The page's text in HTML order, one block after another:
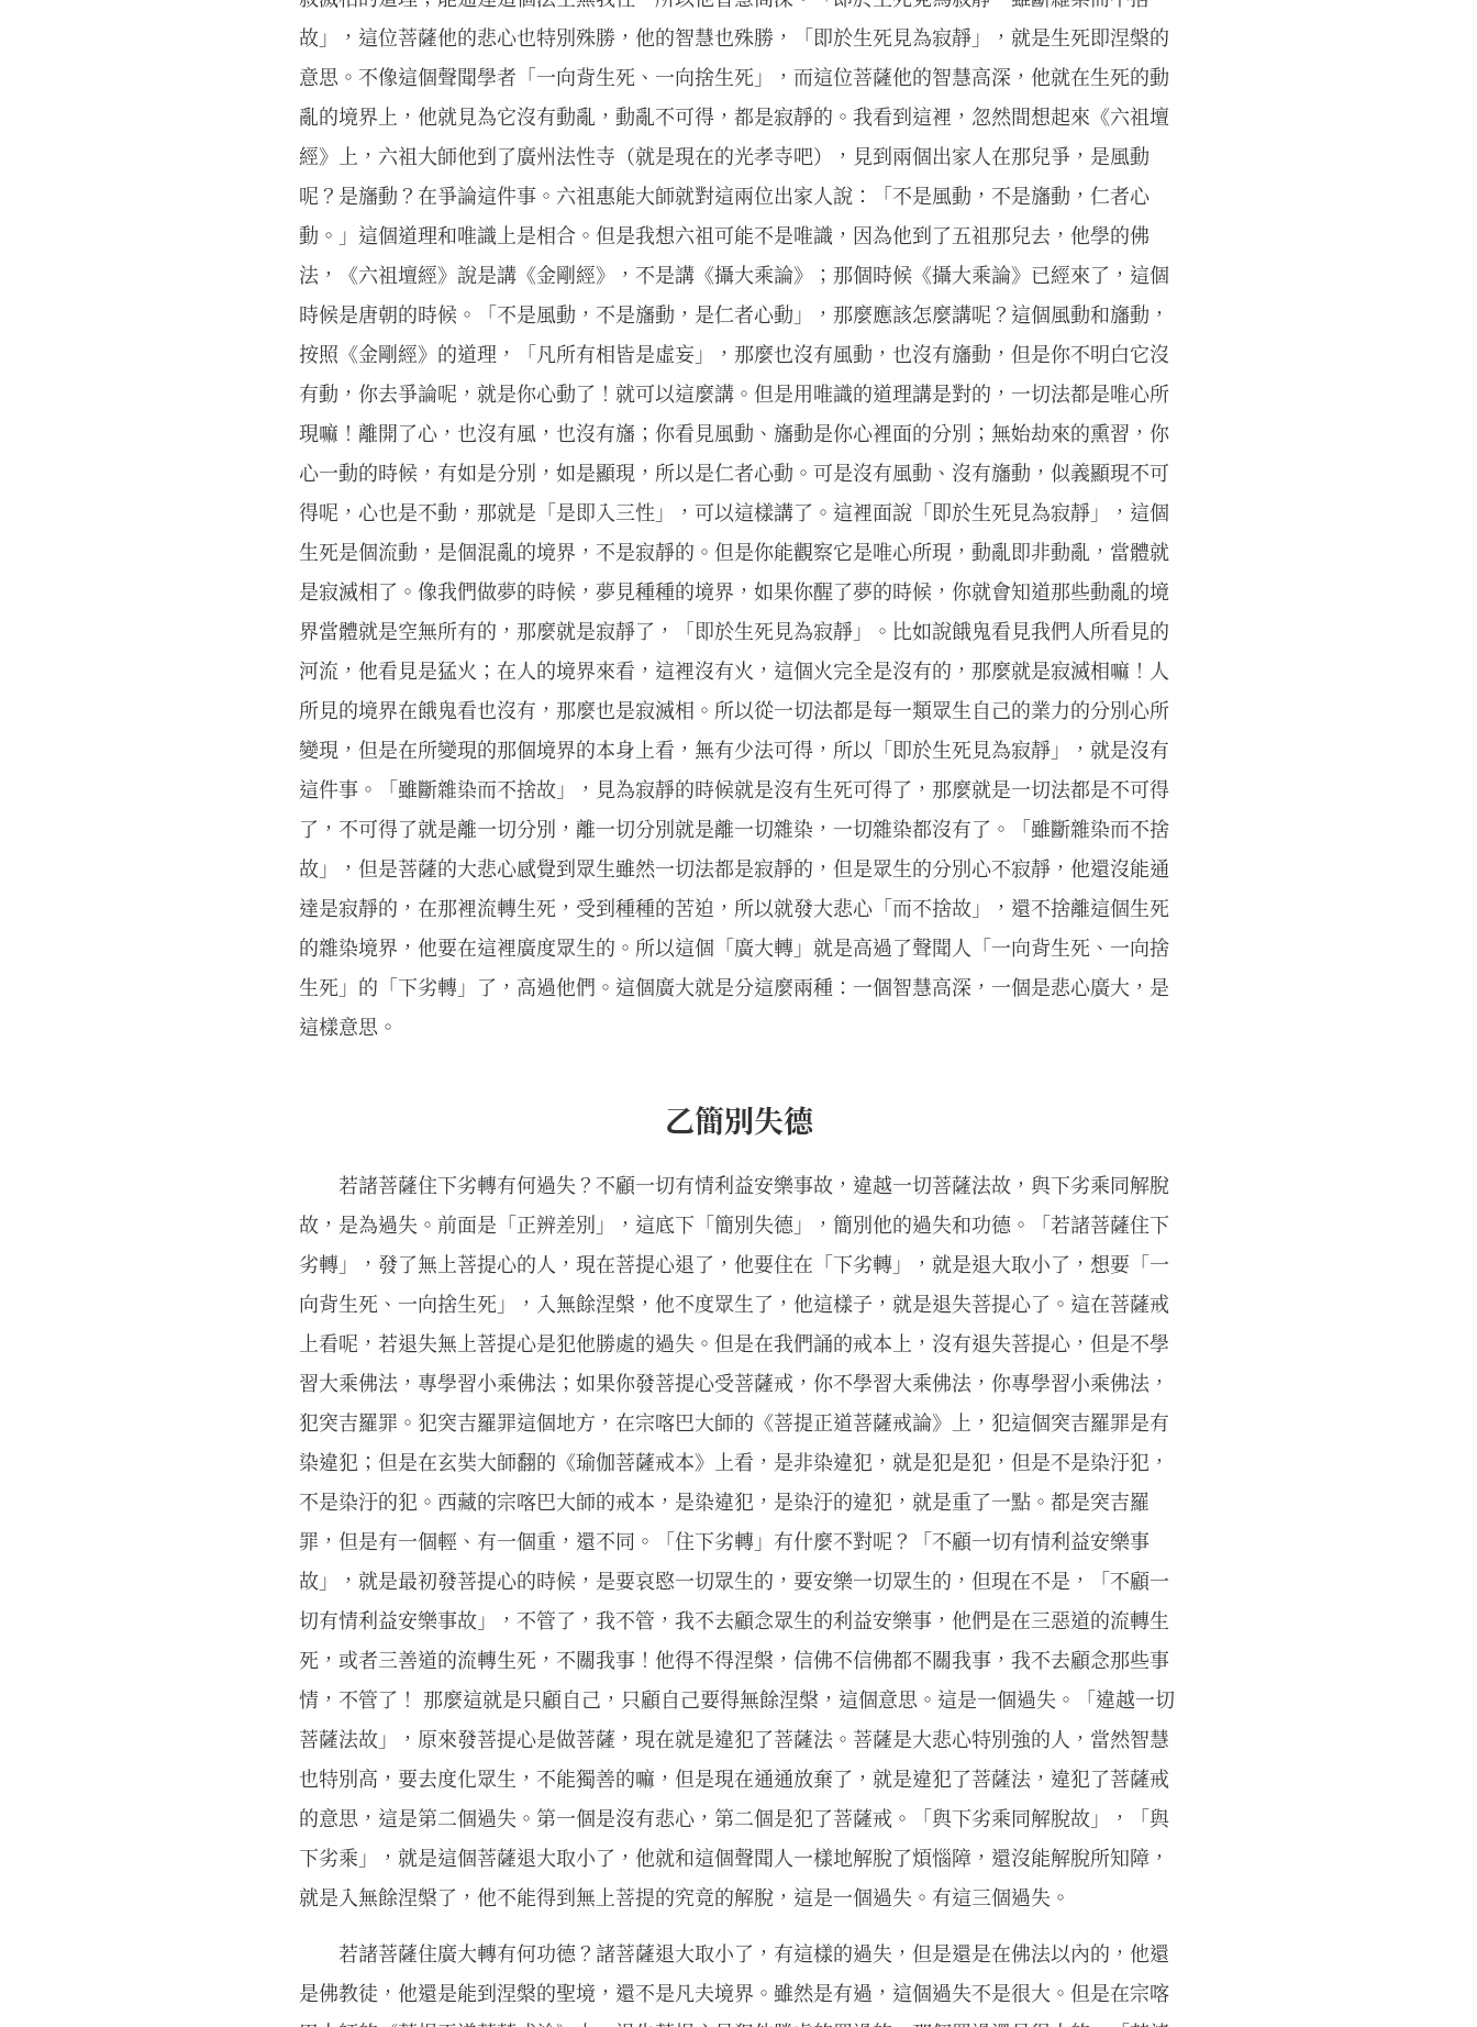
故」，這位菩薩他的悲心也特別殊勝，他的智慧也殊勝，「即於生死見為寂靜」，就是生死即涅槃的
意思。不像這個聲聞學者「一向背生死、一向捨生死」，而這位菩薩他的智慧高深，他就在生死的動
亂的境界上，他就見為它沒有動亂，動亂不可得，都是寂靜的。我看到這裡，忽然間想起來《六祖壇
經》上，六祖大師他到了廣州法性寺（就是現在的光孝寺吧），見到兩個出家人在那兒爭，是風動
呢？是旛動？在爭論這件事。六祖惠能大師就對這兩位出家人說：「不是風動，不是旛動，仁者心
動。」這個道理和唯識上是相合。但是我想六祖可能不是唯識，因為他到了五祖那兒去，他學的佛
法，《六祖壇經》說是講《金剛經》，不是講《攝大乘論》；那個時候《攝大乘論》已經來了，這個
時候是唐朝的時候。「不是風動，不是旛動，是仁者心動」，那麼應該怎麼講呢？這個風動和旛動，
按照《金剛經》的道理，「凡所有相皆是虛妄」，那麼也沒有風動，也沒有旛動，但是你不明白它沒
有動，你去爭論呢，就是你心動了！就可以這麼講。但是用唯識的道理講是對的，一切法都是唯心所
現嘛！離開了心，也沒有風，也沒有旛；你看見風動、旛動是你心裡面的分別；無始劫來的熏習，你
心一動的時候，有如是分別，如是顯現，所以是仁者心動。可是沒有風動、沒有旛動，似義顯現不可
得呢，心也是不動，那就是「是即入三性」，可以這樣講了。這裡面說「即於生死見為寂靜」，這個
生死是個流動，是個混亂的境界，不是寂靜的。但是你能觀察它是唯心所現，動亂即非動亂，當體就
是寂滅相了。像我們做夢的時候，夢見種種的境界，如果你醒了夢的時候，你就會知道那些動亂的境
界當體就是空無所有的，那麼就是寂靜了，「即於生死見為寂靜」。比如說餓鬼看見我們人所看見的
河流，他看見是猛火；在人的境界來看，這裡沒有火，這個火完全是沒有的，那麼就是寂滅相嘛！人
所見的境界在餓鬼看也沒有，那麼也是寂滅相。所以從一切法都是每一類眾生自己的業力的分別心所
變現，但是在所變現的那個境界的本身上看，無有少法可得，所以「即於生死見為寂靜」，就是沒有
這件事。「雖斷雜染而不捨故」，見為寂靜的時候就是沒有生死可得了，那麼就是一切法都是不可得
了，不可得了就是離一切分別，離一切分別就是離一切雜染，一切雜染都沒有了。「雖斷雜染而不捨
故」，但是菩薩的大悲心感覺到眾生雖然一切法都是寂靜的，但是眾生的分別心不寂靜，他還沒能通
達是寂靜的，在那裡流轉生死，受到種種的苦迫，所以就發大悲心「而不捨故」，還不捨離這個生死
的雜染境界，他要在這裡廣度眾生的。所以這個「廣大轉」就是高過了聲聞人「一向背生死、一向捨
生死」的「下劣轉」了，高過他們。這個廣大就是分這麼兩種：一個智慧高深，一個是悲心廣大，是
這樣意思。
乙簡別失德
若諸菩薩住下劣轉有何過失？不顧一切有情利益安樂事故，違越一切菩薩法故，與下劣乘同解脫
故，是為過失。前面是「正辨差別」，這底下「簡別失德」，簡別他的過失和功德。「若諸菩薩住下
劣轉」，發了無上菩提心的人，現在菩提心退了，他要住在「下劣轉」，就是退大取小了，想要「一
向背生死、一向捨生死」，入無餘涅槃，他不度眾生了，他這樣子，就是退失菩提心了。這在菩薩戒
上看呢，若退失無上菩提心是犯他勝處的過失。但是在我們誦的戒本上，沒有退失菩提心，但是不學
習大乘佛法，專學習小乘佛法；如果你發菩提心受菩薩戒，你不學習大乘佛法，你專學習小乘佛法，
犯突吉羅罪。犯突吉羅罪這個地方，在宗喀巴大師的《菩提正道菩薩戒論》上，犯這個突吉羅罪是有
染違犯；但是在玄奘大師翻的《瑜伽菩薩戒本》上看，是非染違犯，就是犯是犯，但是不是染汙犯，
不是染汙的犯。西藏的宗喀巴大師的戒本，是染違犯，是染汙的違犯，就是重了一點。都是突吉羅
罪，但是有一個輕、有一個重，還不同。「住下劣轉」有什麼不對呢？「不顧一切有情利益安樂事
故」，就是最初發菩提心的時候，是要哀愍一切眾生的，要安樂一切眾生的，但現在不是，「不顧一
切有情利益安樂事故」，不管了，我不管，我不去顧念眾生的利益安樂事，他們是在三惡道的流轉生
死，或者三善道的流轉生死，不關我事！他得不得涅槃，信佛不信佛都不關我事，我不去顧念那些事
情，不管了！ 那麼這就是只顧自己，只顧自己要得無餘涅槃，這個意思。這是一個過失。「違越一切
菩薩法故」，原來發菩提心是做菩薩，現在就是違犯了菩薩法。菩薩是大悲心特別強的人，當然智慧
也特別高，要去度化眾生，不能獨善的嘛，但是現在通通放棄了，就是違犯了菩薩法，違犯了菩薩戒
的意思，這是第二個過失。第一個是沒有悲心，第二個是犯了菩薩戒。「與下劣乘同解脫故」，「與
下劣乘」，就是這個菩薩退大取小了，他就和這個聲聞人一樣地解脫了煩惱障，還沒能解脫所知障，
就是入無餘涅槃了，他不能得到無上菩提的究竟的解脫，這是一個過失。有這三個過失。
若諸菩薩住廣大轉有何功德？諸菩薩退大取小了，有這樣的過失，但是還是在佛法以內的，他還
是佛教徒，他還是能到涅槃的聖境，還不是凡夫境界。雖然是有過，這個過失不是很大。但是在宗喀